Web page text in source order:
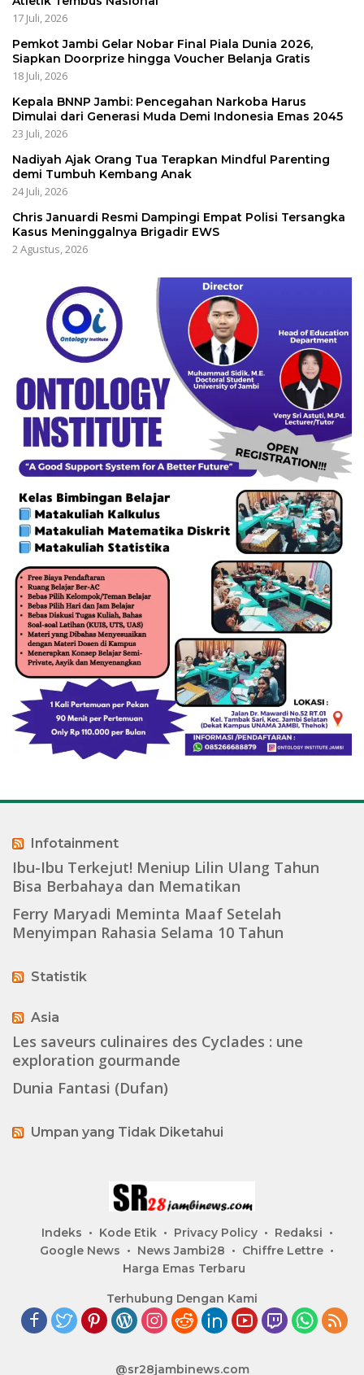
17 Juli, 2026
Pemkot Jambi Gelar Nobar Final Piala Dunia 2026,
Siapkan Doorprize hingga Voucher Belanja Gratis
18 Juli, 2026
Kepala BNNP Jambi: Pencegahan Narkoba Harus
Dimulai dari Generasi Muda Demi Indonesia Emas 2045
23 Juli, 2026
Nadiyah Ajak Orang Tua Terapkan Mindful Parenting
demi Tumbuh Kembang Anak
24 Juli, 2026
Chris Januardi Resmi Dampingi Empat Polisi Tersangka
Kasus Meninggalnya Brigadir EWS
2 Agustus, 2026
Infotainment
Ibu-Ibu Terkejut! Meniup Lilin Ulang Tahun
Bisa Berbahaya dan Mematikan
Ferry Maryadi Meminta Maaf Setelah
Menyimpan Rahasia Selama 10 Tahun
Statistik
Asia
Les saveurs culinaires des Cyclades : une
exploration gourmande
Dunia Fantasi (Dufan)
Umpan yang Tidak Diketahui
Indeks Kode Etik Privacy Policy
Redaksi
Google News
News Jambi28
Chiffre Lettre
Harga Emas Terbaru
Terhubung Dengan Kami
@sr28jambinews.com